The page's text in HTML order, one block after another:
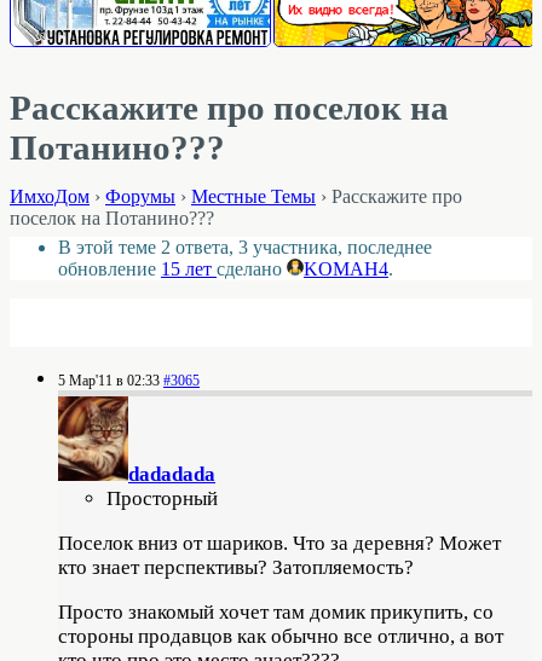
Расскажите про поселок на
Потанино???
ИмхоДом › Форумы › Местные Темы › Расскажите про
поселок на Потанино???
В этой теме 2 ответа, 3 участника, последнее
обновление 15 лет сделано KOMAH4.
5 Мар'11 в 02:33 #3065
dadadada
Просторный
Поселок вниз от шариков. Что за деревня? Может
кто знает перспективы? Затопляемость?
Просто знакомый хочет там домик прикупить, со
стороны продавцов как обычно все отлично, а вот